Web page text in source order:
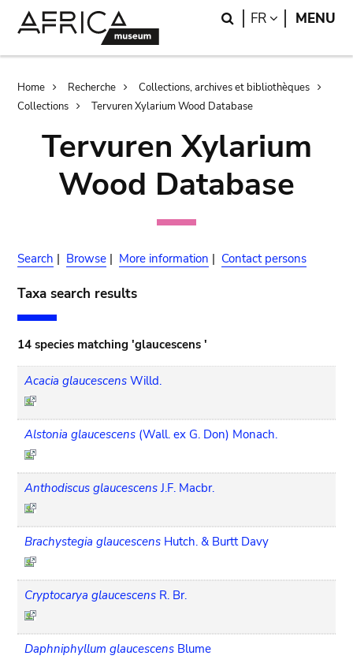
Search
FR LANGUAGE
MENU
Breadcrumb
Home Recherche
Collections, archives et bibliothèques
Collections
Tervuren Xylarium Wood Database
Tervuren Xylarium
Wood Database
Search | Browse | More information | Contact persons
Taxa search results
14 species matching 'glaucescens '
Acacia glaucescens Willd.
Alstonia glaucescens (Wall. ex G. Don) Monach.
Anthodiscus glaucescens J.F. Macbr.
Brachystegia glaucescens Hutch. & Burtt Davy
Cryptocarya glaucescens R. Br.
Daphniphyllum glaucescens Blume